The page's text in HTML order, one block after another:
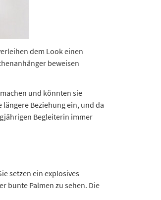
dem Look einen
beweisen
und könnten sie
Beziehung ein, und da
Begleiterin immer
setzen ein explosives
bunte Palmen zu sehen. Die